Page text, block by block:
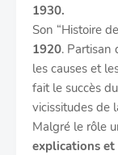
1930.
Son “Histoire
1920. Partisan
les causes et
fait le succès
vicissitudes de
Malgré le rôle
explications et